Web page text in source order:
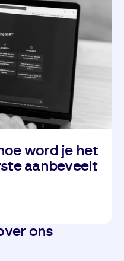
word je het
aanbeveelt
ons